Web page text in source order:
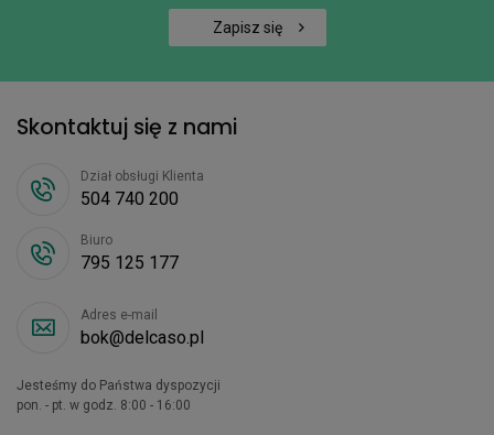
Zapisz się
Skontaktuj się z nami
Dział obsługi Klienta
504 740 200
Biuro
795 125 177
Adres e-mail
bok@delcaso.pl
Jesteśmy do Państwa dyspozycji
pon. - pt. w godz. 8:00 - 16:00